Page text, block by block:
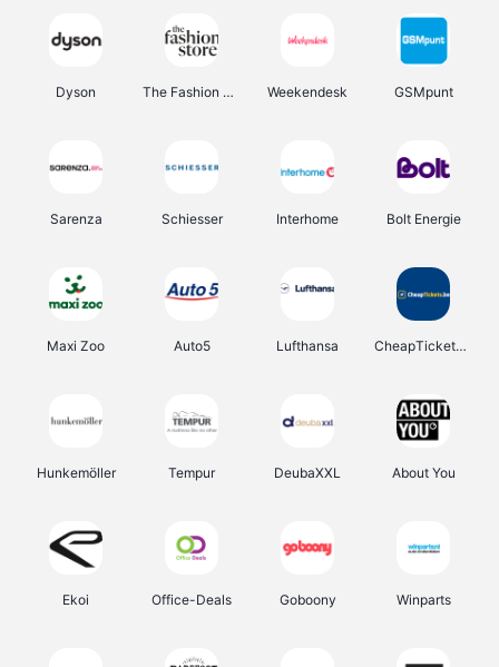
Dyson The Fashion Store Weekendesk GSMpunt
Sarenza Schiesser Interhome Bolt Energie
Maxi Zoo Auto5 Lufthansa CheapTickets.be
Hunkemöller Tempur DeubaXXL About You
Ekoi Office-Deals Goboony Winparts